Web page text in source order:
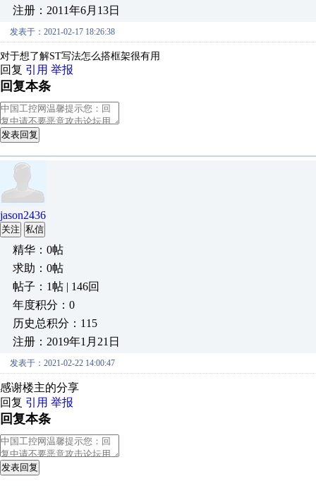
注册：2011年6月13日
发表于：2021-02-17 18:26:38
对于想了解ST写法怎么搭框架很有用
回复 引用 举报
回复本条
发表回复
jason2436
关注 私信
精华：0帖
求助：0帖
帖子：1帖 | 146回
年度积分：0
历史总积分：115
注册：2019年1月21日
发表于：2021-02-22 14:00:47
感谢楼主的分享
回复 引用 举报
回复本条
发表回复